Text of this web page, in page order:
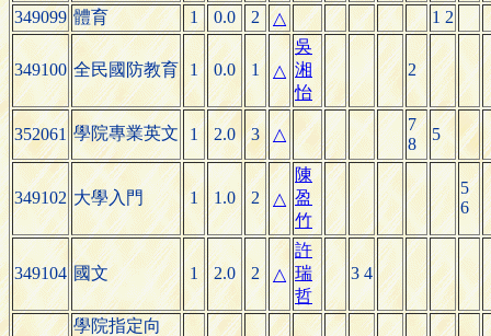
349099 體育 1 0.0 2 △ 1 2
349100 全民國防教育 1 0.0 1 △
吳
湘
怡
2
352061 學院專業英文 1 2.0 3 △
7
8
5
349102 大學入門 1 1.0 2 △
陳
盈
竹
5
6
349104 國文 1 2.0 2 △
許
瑞
哲
3 4
學院指定向